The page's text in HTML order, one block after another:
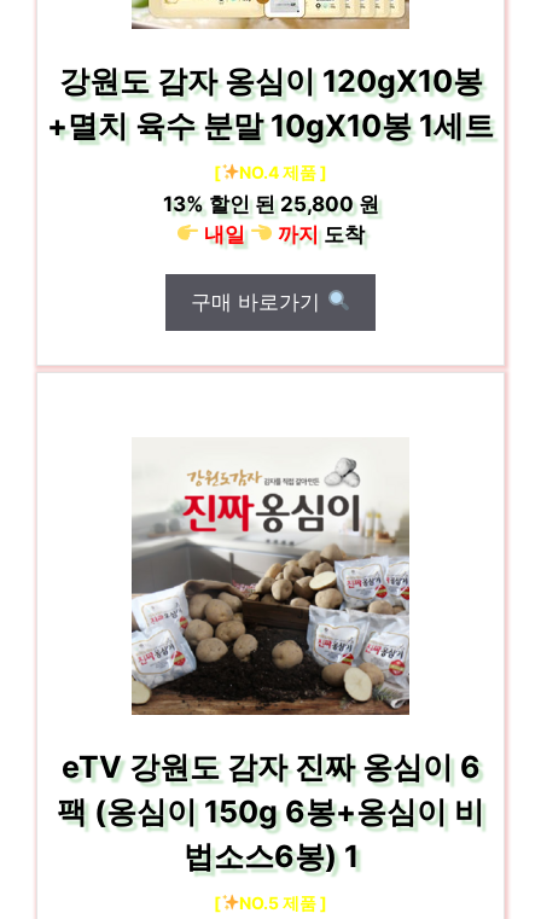
강원도 감자 옹심이 120gX10봉
+멸치 육수 분말 10gX10봉 1세트
[ NO.4 제품 ]
13%할인 된25,800 원
내일
까지도착
구매 바로가기
eTV 강원도 감자 진짜 옹심이 6
팩 (옹심이 150g 6봉+옹심이 비
법소스6봉) 1
[ NO.5 제품 ]